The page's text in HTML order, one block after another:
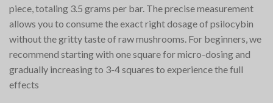
piece, totaling 3.5 grams per bar. The precise measurement
allows you to consume the exact right dosage of psilocybin
without the gritty taste of raw mushrooms. For beginners, we
recommend starting with one square for micro-dosing and
gradually increasing to 3-4 squares to experience the full
effects​